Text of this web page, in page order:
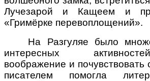
Лучезарой и Кащеем и
«Гримёрке перевоплощений».
На Разгуляе было
интересных
воображение и
писателем помогла